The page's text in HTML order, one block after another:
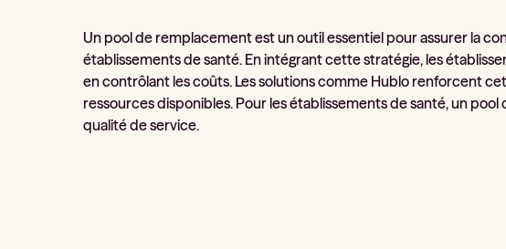
Un pool de remplacement est un outil essentiel pour assurer la
établissements de santé. En intégrant cette stratégie, les
en contrôlant les coûts. Les solutions comme Hublo renforcent
ressources disponibles. Pour les établissements de santé, un
qualité de service.